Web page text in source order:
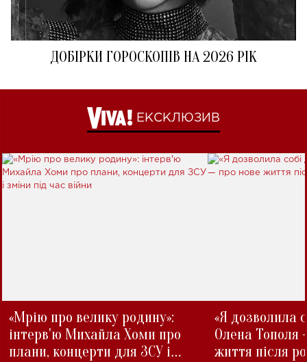
ДОБІРКИ ГОРОСКОПІВ НА 2026 РІК
ЕКСКЛЮЗИВ
«Мрію про велику родину»:
інтерв'ю Михайла Хоми про
плани, концерти для ЗСУ і
«Я дозволила
Олена Тополя
життя після